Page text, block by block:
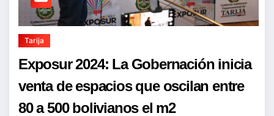
Tarija
Exposur 2024: La Gobernación inicia
venta de espacios que oscilan entre
80 a 500 bolivianos el m2